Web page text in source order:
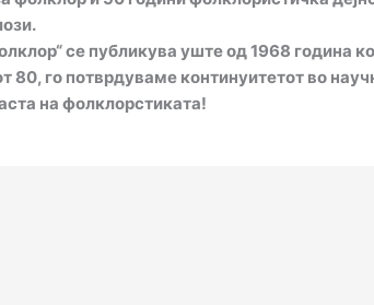
се публикува уште од 1968 година
80, го потврдуваме континуитетот во
на фолклорстиката!